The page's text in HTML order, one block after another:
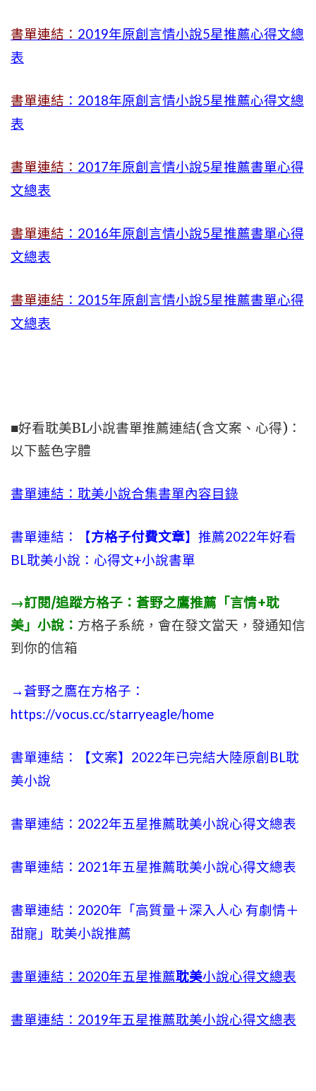
書單連結： 2019年原創言情小說5星推薦心得文總
表
書單連結 ：2018年原創言情小說5星推薦心得文總
表
書單連結： 2017年原創言情小說5星推薦書單心得
文總表
書單連結 ：2016年原創言情小說5星推薦書單心得
文總表
書單連結 ：2015年原創言情小說5星推薦書單心得
文總表
■好看耽美BL小說書單推薦連結(含文案、心得)：
以下藍色字體
書單連結：耽美小說合集書單內容目錄
書單連結：【方格子付費文章】推薦2022年好看
BL耽美小說：心得文+小說書單
→訂閱/追蹤方格子：蒼野之鷹推薦「言情+耽
美」小說： 方格子系統，會在發文當天，發通知信
到你的信箱
→蒼野之鷹在方格子：
https://vocus.cc/starryeagle/home
書單連結：【文案】2022年已完結大陸原創BL耽
美小說
書單連結：2022年五星推薦耽美小說心得文總表
書單連結：2021年五星推薦耽美小說心得文總表
書單連結：2020年「高質量＋深入人心 有劇情＋
甜寵」耽美小說推薦
書單連結：2020年五星推薦耽美小說心得文總表
書單連結：2019年五星推薦耽美小說心得文總表